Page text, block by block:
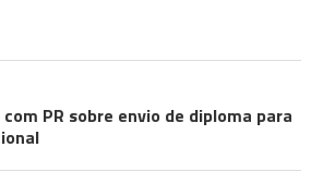
PR sobre envio de diploma para